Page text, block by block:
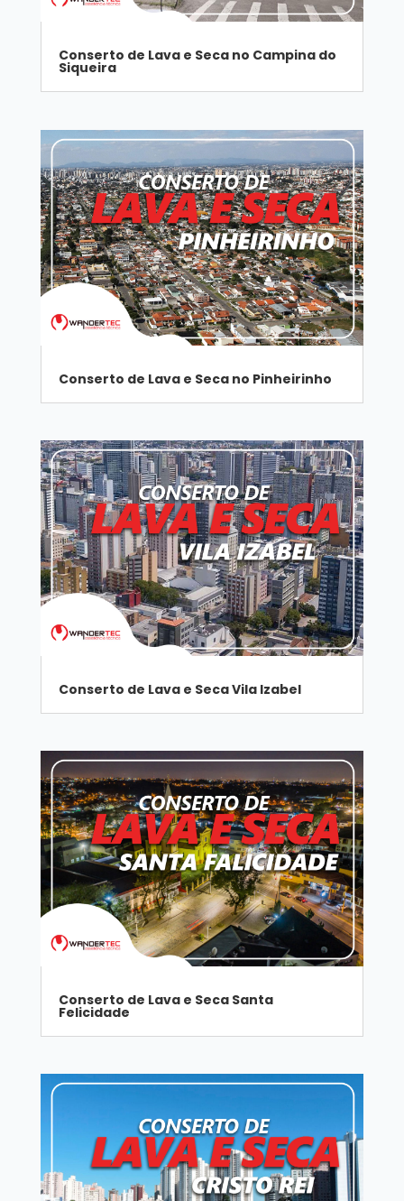
Conserto de Lava e Seca no Campina do
Siqueira
Conserto de Lava e Seca no Pinheirinho
Conserto de Lava e Seca Vila Izabel
Conserto de Lava e Seca Santa
Felicidade